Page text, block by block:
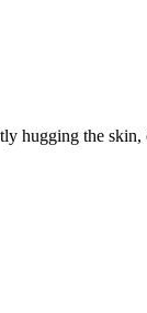
hugging the